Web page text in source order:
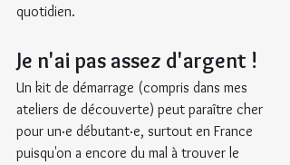
quotidien.
Je n'ai pas assez d'argent !
Un kit de démarrage (compris dans mes
ateliers de découverte) peut paraître cher
pour un·e débutant·e, surtout en France
puisqu'on a encore du mal à trouver le